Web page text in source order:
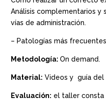
Análisis complementarios y
vías de administración.
– Patologías más
Metodología:On demand.
Material: Videos y guía del
Evaluación: el taller consta